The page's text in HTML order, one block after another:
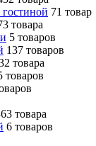
213 товаров
товара
71 товар
товара
5 товаров
137 товаров
товара